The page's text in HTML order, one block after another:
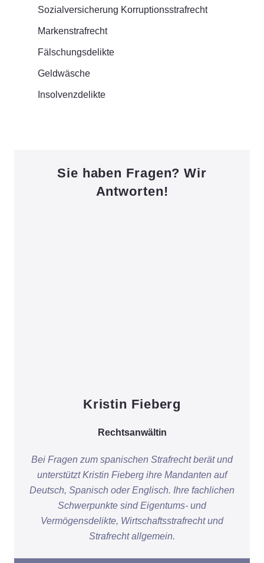
Sozialversicherung Korruptionsstrafrecht
Markenstrafrecht
Fälschungsdelikte
Geldwäsche
Insolvenzdelikte
Sie haben Fragen? Wir
Antworten!
Kristin Fieberg
Rechtsanwältin
Bei Fragen zum spanischen Strafrecht berät und
unterstützt Kristin Fieberg ihre Mandanten auf
Deutsch, Spanisch oder Englisch. Ihre fachlichen
Schwerpunkte sind Eigentums- und
Vermögensdelikte, Wirtschaftsstrafrecht und
Strafrecht allgemein.